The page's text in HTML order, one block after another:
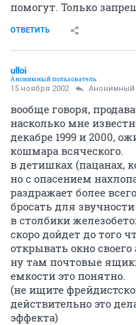
помогут. Только
ОТВЕТИТЬ
ulloi
Анонимный пользователь
15 ноября 2002 Анонимный
вообще говоря,
насколько мне
декабре 1999 и 2000,
кошмара всяческого.
в детишках (пацанах,
но с опасением
раздражает более
бросать для
в столбики
скоро дойдет до того
открывать окно
ну там почтовые
емкости это понятно.
(не ищите
действительно это
эффекта)